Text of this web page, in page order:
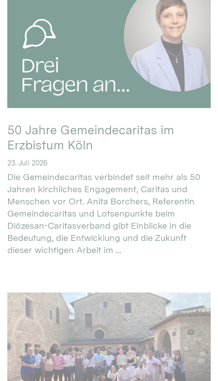
50 Jahre Gemeindecaritas im
Erzbistum Köln
23. Juli 2026
Die Gemeindecaritas verbindet seit mehr als 50
Jahren kirchliches Engagement, Caritas und
Menschen vor Ort. Anita Borchers, Referentin
Gemeindecaritas und Lotsenpunkte beim
Diözesan-Caritasverband gibt Einblicke in die
Bedeutung, die Entwicklung und die Zukunft
dieser wichtigen Arbeit im ...